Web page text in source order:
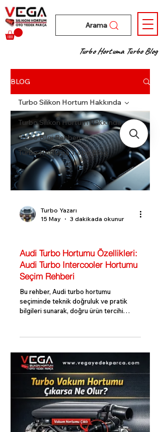
Arama
Turbo Hortuma Turbo Blog
BLOG
Turbo Silikon Hortum Hakkında
Turbo Bilgi Rehberi
Turbo Hortuma Turbo Blog
Turbo Silikon Hortum Hakkında
Turbo Yazarı
15 May
3 dakikada okunur
Audi Turbo Hortumu Özellikleri:
Audi Turbo Intercooler Hortumu
Seçim Rehberi
Bu rehber, Audi turbo hortumu
seçiminde teknik doğruluk ve pratik
bilgileri sunarak, doğru ürün tercihi
hortumlarına kolayca ulaşabilirsiniz.